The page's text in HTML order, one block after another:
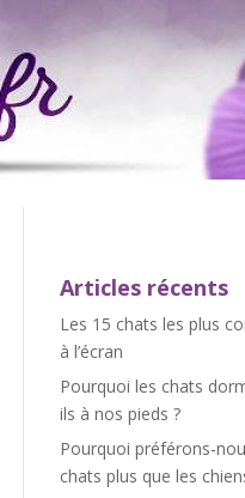
Articles récents
Les 15 chats les plus
à l’écran
Pourquoi les chats
ils à nos pieds ?
Pourquoi préférons-
chats plus que les